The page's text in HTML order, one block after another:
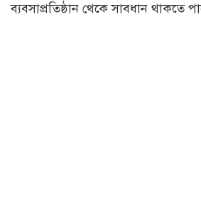
ব্যবসাপ্রতিষ্ঠান থেকে সাবধান থাকতে